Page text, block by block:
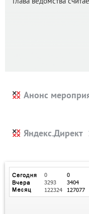
Анонс
Яндекс.Директ